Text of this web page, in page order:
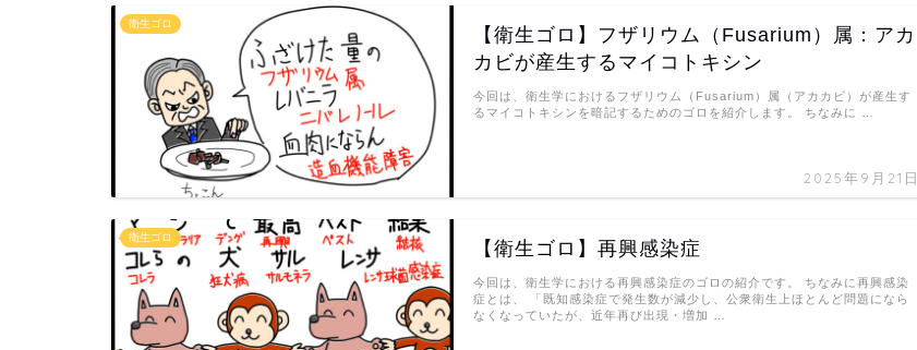
衛生ゴロ
【衛生ゴロ】フザリウム（Fusarium）属：アカ
カビが産生するマイコトキシン
2025年9月21日
今回は、衛生学におけるフザリウム（Fusarium）属（アカカビ）が産生す
るマイコトキシンを暗記するためのゴロを紹介します。 ちなみに …
衛生ゴロ
【衛生ゴロ】再興感染症
今回は、衛生学における再興感染症のゴロの紹介です。 ちなみに再興感染
症とは、 「既知感染症で発生数が減少し、公衆衛生上ほとんど問題になら
なくなっていたが、近年再び出現・増加 …